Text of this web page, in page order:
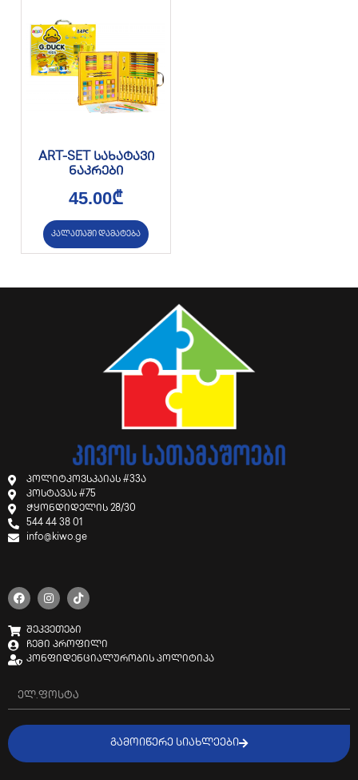
ART-SET სახატავი
ნაკრები
45.00₾
კალათაში დამატება
პოლიტკოვსკაიას #33ა
კოსტავას #75
ჭყონდიდელის 28/30
544 44 38 01
info@kiwo.ge
შეკვეთები
ჩემი პროფილი
კონფიდენციალურობის პოლიტიკა
ᲒᲐᲛᲝᲘᲬᲔᲠᲔ ᲡᲘᲐᲮᲚᲔᲔᲑᲘ